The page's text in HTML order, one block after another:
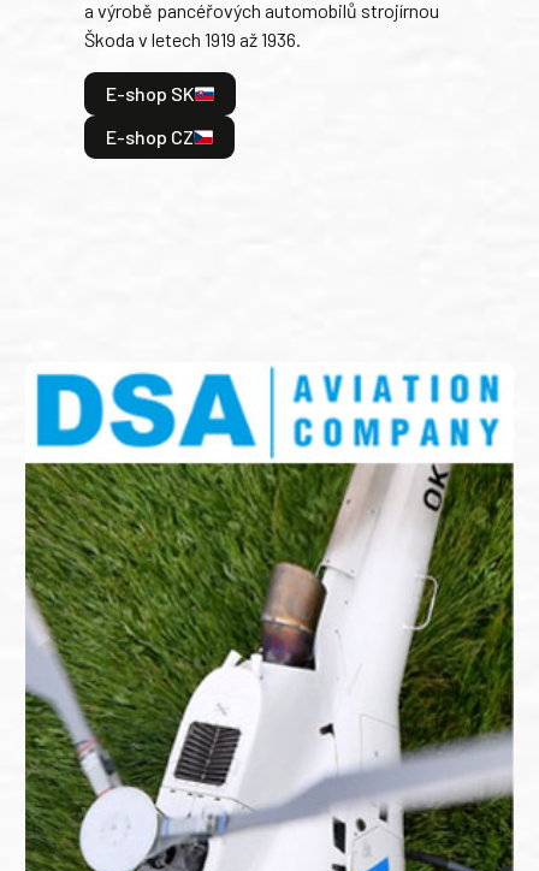
a výrobě pancéřových automobilů strojírnou
Škoda v letech 1919 až 1936.
E-shop SK
E-shop CZ